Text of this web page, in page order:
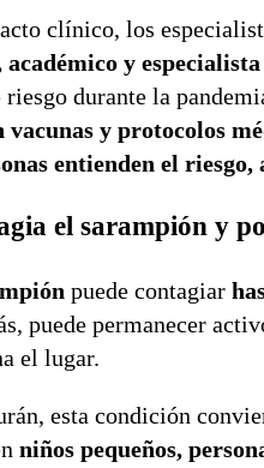
clínico, los
y
durante la
vacunas y protocolos
entienden el
el sarampión y
puede contagiar
puede permanecer
el lugar.
esta condición
niños pequeños,